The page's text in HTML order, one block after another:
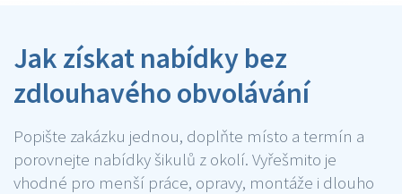
Jak získat nabídky bez
zdlouhavého obvolávání
Popište zakázku jednou, doplňte místo a termín a
porovnejte nabídky šikulů z okolí. Vyřešmito je
vhodné pro menší práce, opravy, montáže i dlouho